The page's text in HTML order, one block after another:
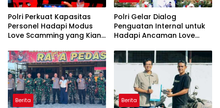
Polri Perkuat Kapasitas
Personel Hadapi Modus
Love Scamming yang Kian
Polri Gelar Dialog
Penguatan Internal untuk
Hadapi Ancaman Love
Berita Berita